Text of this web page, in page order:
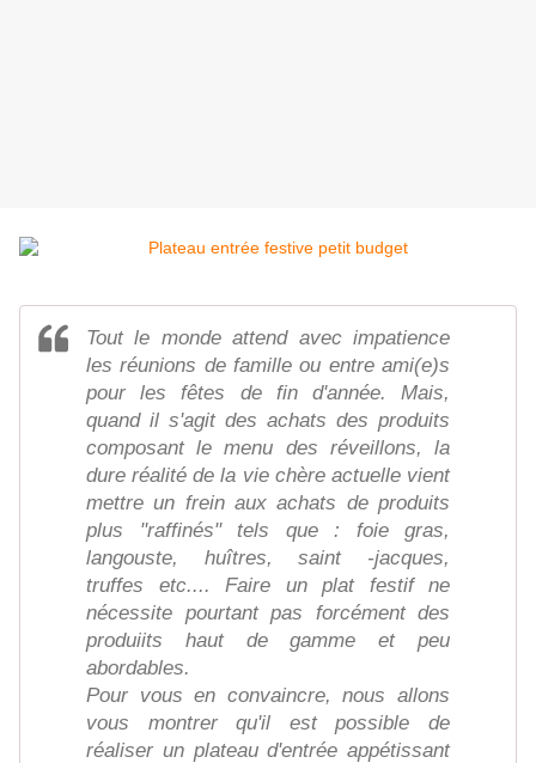
Tout le monde attend avec impatience
les réunions de famille ou entre ami(e)s
pour les fêtes de fin d'année. Mais,
quand il s'agit des achats des produits
composant le menu des réveillons, la
dure réalité de la vie chère actuelle vient
mettre un frein aux achats de produits
plus "raffinés" tels que : foie gras,
langouste, huîtres, saint -jacques,
truffes etc.... Faire un plat festif ne
nécessite pourtant pas forcément des
produiits haut de gamme et peu
abordables.
Pour vous en convaincre, nous allons
vous montrer qu'il est possible de
réaliser un plateau d'entrée appétissant